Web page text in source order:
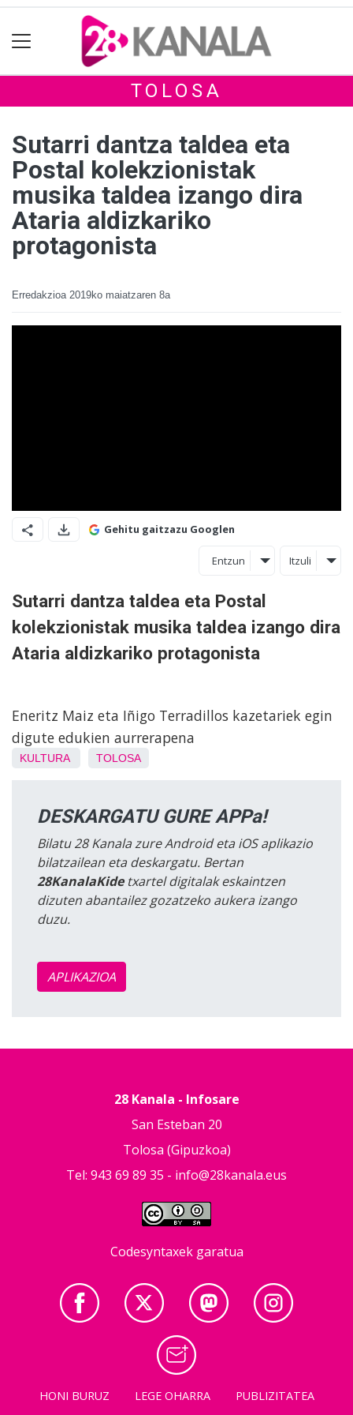
TOLOSA
Sutarri dantza taldea eta
Postal kolekzionistak
musika taldea izango dira
Ataria aldizkariko
protagonista
Erredakzioa 2019ko maiatzaren 8a
Gehitu gaitzazu Googlen
Entzun Itzuli
Sutarri dantza taldea eta Postal
kolekzionistak musika taldea izango dira
Ataria aldizkariko protagonista
Eneritz Maiz eta Iñigo Terradillos kazetariek egin
digute edukien aurrerapena
KULTURA TOLOSA
DESKARGATU GURE APPa!
Bilatu 28 Kanala zure Android eta iOS aplikazio
bilatzailean eta deskargatu. Bertan
28KanalaKidetxartel digitalak eskaintzen
dizuten abantailez gozatzeko aukera izango
duzu.
APLIKAZIOA
28 Kanala - Infosare
San Esteban 20
Tolosa (Gipuzkoa)
Tel: 943 69 89 35 - info@28kanala.eus
Codesyntaxek garatua
HONI BURUZ LEGE OHARRA PUBLIZITATEA